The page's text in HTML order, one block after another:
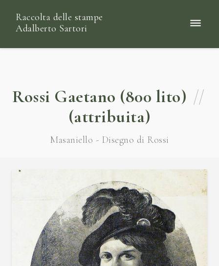
Raccolta delle stampe
Adalberto Sartori
Rossi Gaetano (800 lito) //
(attribuita)
Masaniello - Disegno di Rossi